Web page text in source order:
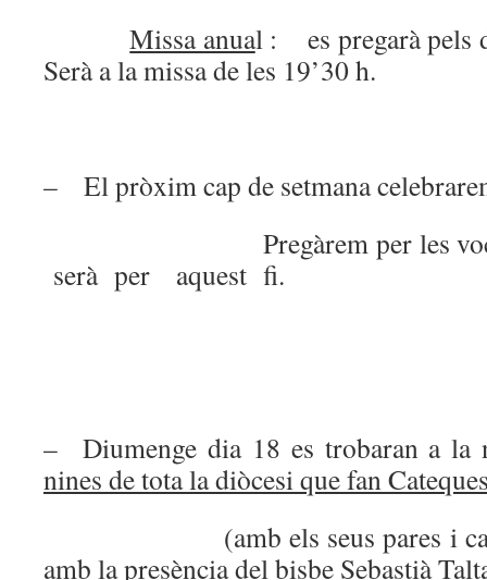
Missa anual : es pregarà pels
Serà a la missa de les 19’30 h.
– El pròxim cap de setmana
Pregàrem per les
serà per aquest fi.
– Diumenge dia 18 es trobaran a la
nines de tota la diòcesi que fan
(amb els seus pares i
amb la presència del bisbe Sebastià